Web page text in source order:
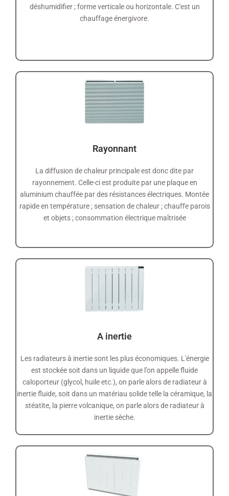
déshumidifier ; forme verticale ou horizontale. C'est un
chauffage énergivore.
Rayonnant
La diffusion de chaleur principale est donc dite par
rayonnement. Celle-ci est produite par une plaque en
aluminium chauffée par des résistances électriques. Montée
rapide en température ; sensation de chaleur ; chauffe parois
et objets ; consommation électrique maîtrisée
A inertie
Les radiateurs à inertie sont les plus économiques. L'énergie
est stockée soit dans un liquide que l’on appelle fluide
caloporteur (glycol, huile etc.), on parle alors de radiateur à
inertie fluide, soit dans un matériau solide telle la céramique, la
stéatite, la pierre volcanique, on parle alors de radiateur à
inertie sèche.